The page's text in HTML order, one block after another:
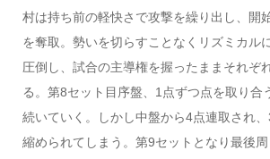
村は持ち前の軽快さで攻撃を繰り出し、開
を奪取。勢いを切らすことなくリズミカル
圧倒し、試合の主導権を握ったままそれぞ
る。第8セット目序盤、1点ずつ点を取り合
続いていく。しかし中盤から4点連取され
縮められてしまう。第9セットとなり最後